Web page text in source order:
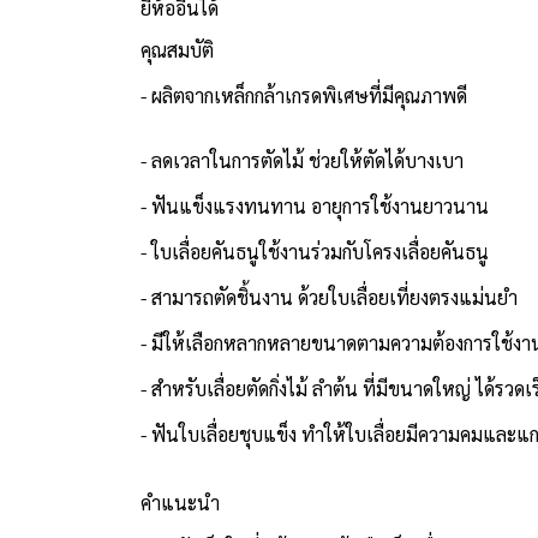
ยี่ห้ออื่นได้
คุณสมบัติ
- ผลิตจากเหล็กกล้าเกรดพิเศษที่มีคุณภาพดี
- ลดเวลาในการตัดไม้ ช่วยให้ตัดได้บางเบา
- ฟันแข็งแรงทนทาน อายุการใช้งานยาวนาน
- ใบเลื่อยคันธนูใช้งานร่วมกับโครงเลื่อยคันธนู
- สามารถตัดชิ้นงาน ด้วยใบเลื่อยเที่ยงตรงแม่นยำ
- มีให้เลือกหลากหลายขนาดตามความต้องการใช้งา
- สำหรับเลื่อยตัดกิ่งไม้ ลำต้น ที่มีขนาดใหญ่ ได้รวดเ
- ฟันใบเลื่อยชุบแข็ง ทำให้ใบเลื่อยมีความคมและแ
คำแนะนำ